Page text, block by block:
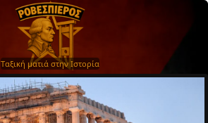
Ταξική ματιά στην Ιστορία